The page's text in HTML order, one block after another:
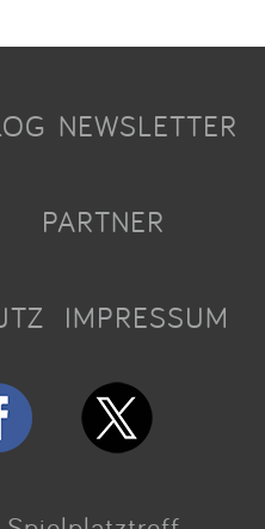
NEWSLETTER
PARTNER
IMPRESSUM